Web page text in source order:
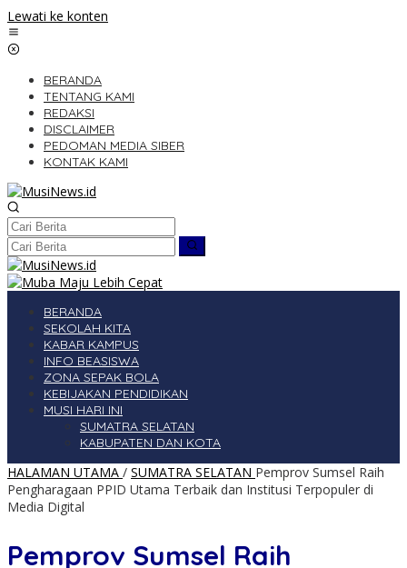
Lewati ke konten
BERANDA
TENTANG KAMI
REDAKSI
DISCLAIMER
PEDOMAN MEDIA SIBER
KONTAK KAMI
BERANDA
SEKOLAH KITA
KABAR KAMPUS
INFO BEASISWA
ZONA SEPAK BOLA
KEBIJAKAN PENDIDIKAN
MUSI HARI INI
SUMATRA SELATAN
KABUPATEN DAN KOTA
HALAMAN UTAMA / SUMATRA SELATAN Pemprov Sumsel Raih
Pengharagaan PPID Utama Terbaik dan Institusi Terpopuler di
Media Digital
Pemprov Sumsel Raih